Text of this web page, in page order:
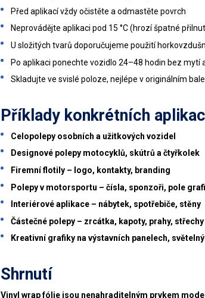
Před aplikací vždy očistěte a odmastěte povrch
Neprovádějte aplikaci pod 15 °C (hrozí špatné
U složitých tvarů doporučujeme použití
Po aplikaci ponechte vozidlo 24–48 hodin bez mytí
Skladujte ve svislé poloze, nejlépe v originálním
Příklady konkrétních
Celopolepy osobních a užitkových vozidel
Designové polepy motocyklů, skútrů a čtyřkolek
Firemní flotily – logo, kontakty, branding
Polepy v motorsportu – čísla, sponzoři, pole
Interiérové aplikace – nábytek, spotřebiče, stěny
Částečné polepy – zrcátka, kapoty, prahy, střechy
Kreativní grafiky na výstavních panelech,
Shrnutí
Vinyl wrap fólie jsou nenahraditelným prvkem